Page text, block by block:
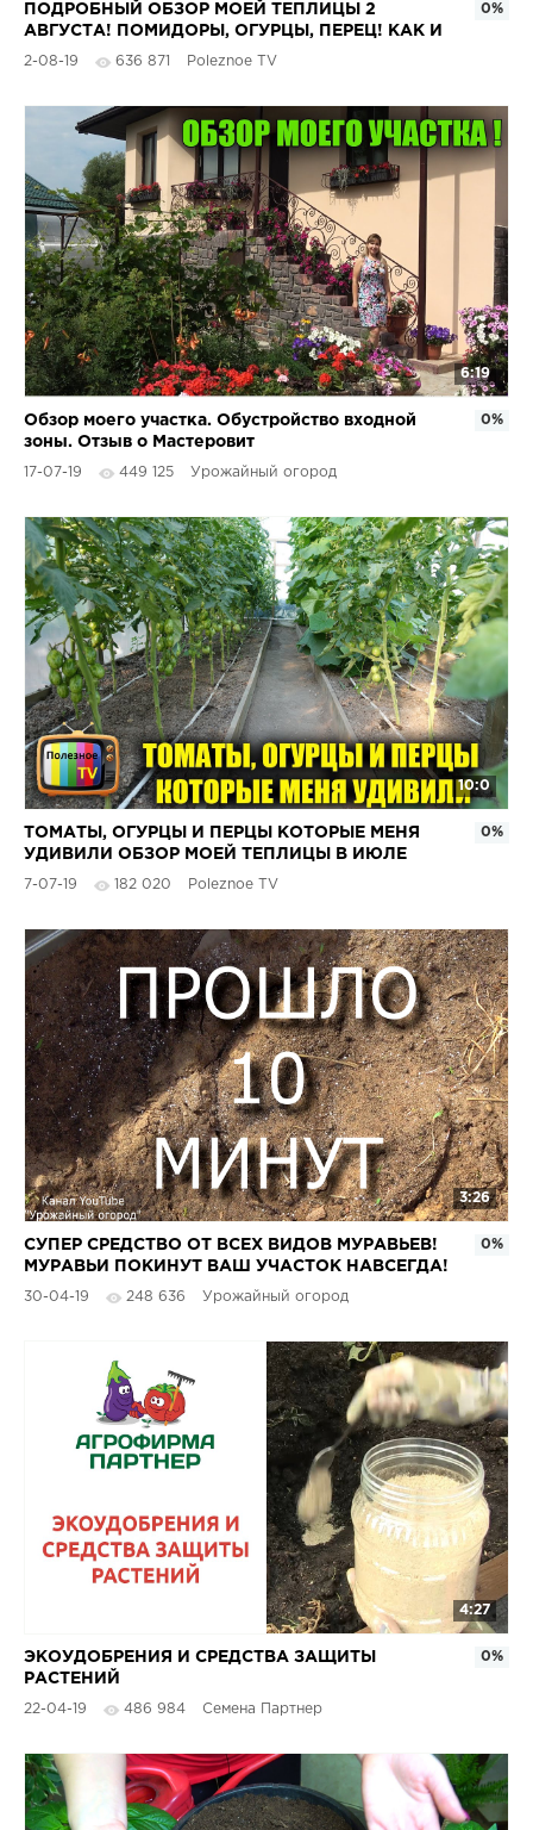
ПОДРОБНЫЙ ОБЗОР МОЕЙ ТЕПЛИЦЫ 2
АВГУСТА! ПОМИДОРЫ, ОГУРЦЫ, ПЕРЕЦ! КАК И
ЧТО Я ВЫРАЩИВАЮ
2-08-19 636 871 Poleznoe TV
0%
6:19
Обзор моего участка. Обустройство входной
зоны. Отзыв о Мастеровит
17-07-19 449 125 Урожайный огород
0%
10:0
ТОМАТЫ, ОГУРЦЫ И ПЕРЦЫ КОТОРЫЕ МЕНЯ
УДИВИЛИ ОБЗОР МОЕЙ ТЕПЛИЦЫ В ИЮЛЕ
7-07-19 182 020 Poleznoe TV
0%
3:26
СУПЕР СРЕДСТВО ОТ ВСЕХ ВИДОВ МУРАВЬЕВ!
МУРАВЬИ ПОКИНУТ ВАШ УЧАСТОК НАВСЕГДА!
30-04-19 248 636 Урожайный огород
0%
4:27
ЭКОУДОБРЕНИЯ И СРЕДСТВА ЗАЩИТЫ
РАСТЕНИЙ
22-04-19 486 984 Семена Партнер
0%